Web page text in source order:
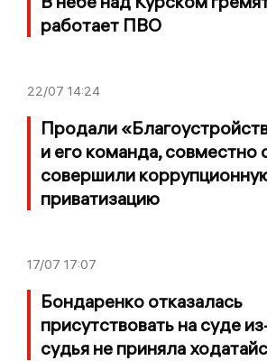
работает ПВО
22/07 14:24
Продали
и его команда,
совершили
приватизацию
17/07 17:07
Бондаренко отказалась
присутствовать на суде
судья не приняла